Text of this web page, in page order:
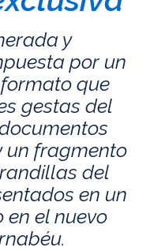
y
por un
que
gestas del
un fragmento
del
en un
en el nuevo